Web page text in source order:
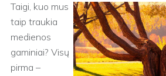
Taigi, kuo mus
taip traukia
medienos
gaminiai? Visų
pirma –